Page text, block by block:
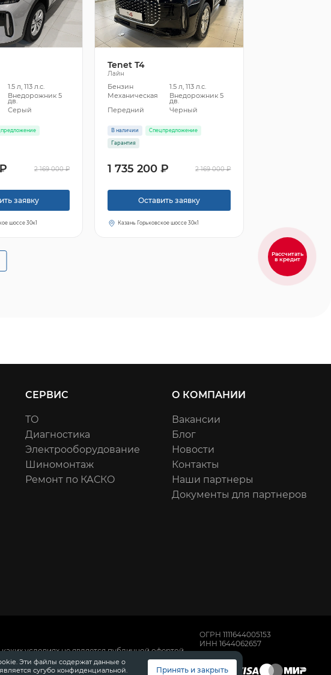
1.5 л, 113 л.с.
Внедорожник 5
дв.
Серый
2 169 000 ₽
заявку
шоссе 30к1
Tenet T4
Лайн
Бензин
1.5 л, 113 л.с.
Механическая
Внедорожник 5
дв.
Передний
Черный
В наличии Спецпредложение
Гарантия
1 735 200 ₽ 2 169 000 ₽
Оставить заявку
Казань Горьковское шоссе 30к1
СЕРВИС
ТО
Диагностика
Электрооборудование
Шиномонтаж
Ремонт по КАСКО
О КОМПАНИИ
Вакансии
Блог
Новости
Контакты
Наши партнеры
Документы для партнеров
условиях не является публичной офертой,
о стоимости автомобилей обращайтесь к
страховании, техническом обслуживании и
ОГРН 1111644005153
ИНН 1644062657
Эти файлы содержат данные о
сугубо конфиденциальной.
Принять и закрыть
Рассчитать
в кредит